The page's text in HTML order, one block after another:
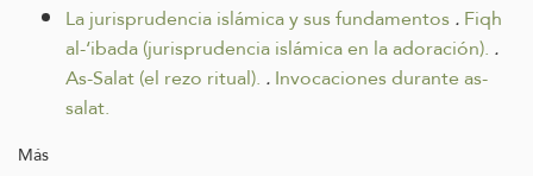
La jurisprudencia islámica y sus fundamentos.Fiqh
al-‘ibada (jurisprudencia islámica en la adoración). .
As-Salat (el rezo ritual). .Invocaciones durante as-
salat.
Más